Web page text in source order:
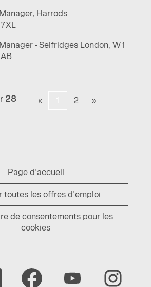
Harrods
- Selfridges London, W1
28 « 2 »
Page d'accueil
toutes les offres d'emploi
de consentements pour les
cookies
S